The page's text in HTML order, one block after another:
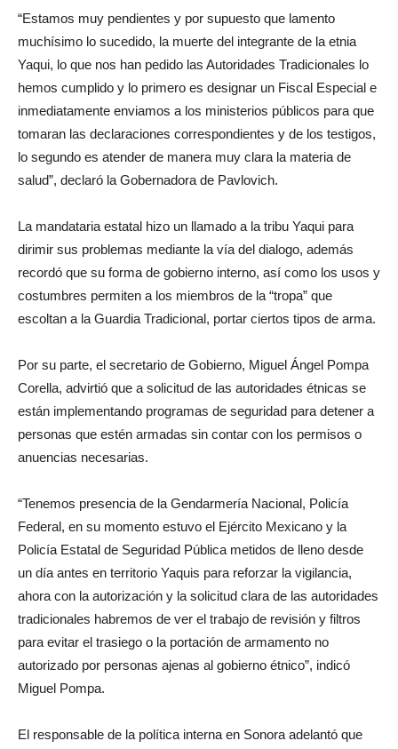
“Estamos muy pendientes y por supuesto que lamento
muchísimo lo sucedido, la muerte del integrante de la etnia
Yaqui, lo que nos han pedido las Autoridades Tradicionales lo
hemos cumplido y lo primero es designar un Fiscal Especial e
inmediatamente enviamos a los ministerios públicos para que
tomaran las declaraciones correspondientes y de los testigos,
lo segundo es atender de manera muy clara la materia de
salud”, declaró la Gobernadora de Pavlovich.
La mandataria estatal hizo un llamado a la tribu Yaqui para
dirimir sus problemas mediante la vía del dialogo, además
recordó que su forma de gobierno interno, así como los usos y
costumbres permiten a los miembros de la “tropa” que
escoltan a la Guardia Tradicional, portar ciertos tipos de arma.
Por su parte, el secretario de Gobierno, Miguel Ángel Pompa
Corella, advirtió que a solicitud de las autoridades étnicas se
están implementando programas de seguridad para detener a
personas que estén armadas sin contar con los permisos o
anuencias necesarias.
“Tenemos presencia de la Gendarmería Nacional, Policía
Federal, en su momento estuvo el Ejército Mexicano y la
Policía Estatal de Seguridad Pública metidos de lleno desde
un día antes en territorio Yaquis para reforzar la vigilancia,
ahora con la autorización y la solicitud clara de las autoridades
tradicionales habremos de ver el trabajo de revisión y filtros
para evitar el trasiego o la portación de armamento no
autorizado por personas ajenas al gobierno étnico”, indicó
Miguel Pompa.
El responsable de la política interna en Sonora adelantó que